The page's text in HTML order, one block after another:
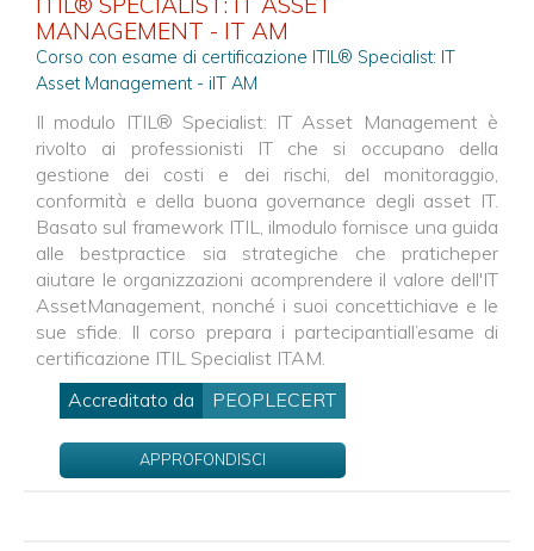
MANAGEMENT - IT AM
Corso con esame di certificazione ITIL® Specialist: IT
Asset Management - iIT AM
Il modulo ITIL® Specialist: IT Asset Management è
rivolto ai professionisti IT che si occupano della
gestione dei costi e dei rischi, del monitoraggio,
conformità e della buona governance degli asset IT.
Basato sul framework ITIL, ilmodulo fornisce una guida
alle bestpractice sia strategiche che praticheper
aiutare le organizzazioni acomprendere il valore dell'IT
AssetManagement, nonché i suoi concettichiave e le
sue sfide. Il corso prepara i partecipantiall’esame di
certificazione ITIL Specialist ITAM.
Accreditato da
PEOPLECERT
APPROFONDISCI